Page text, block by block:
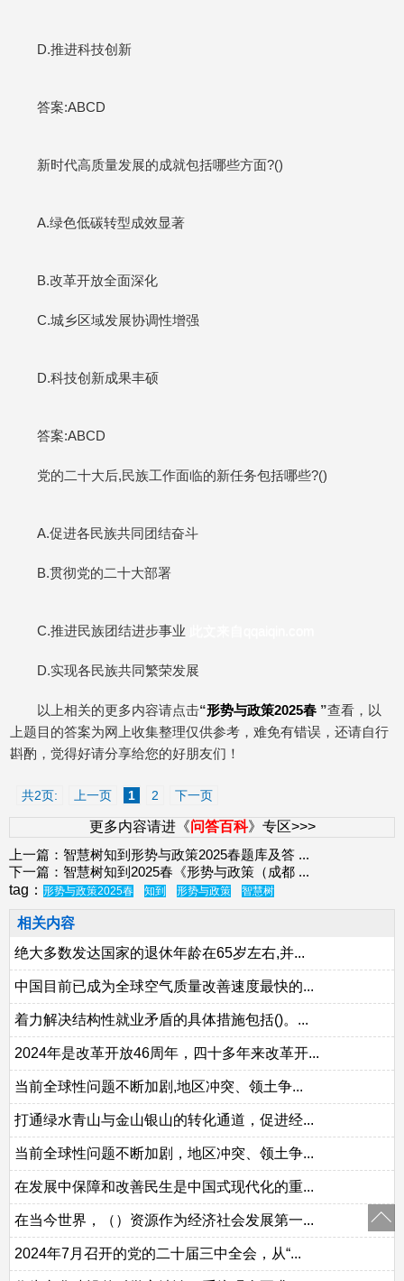
D.推进科技创新
答案:ABCD
新时代高质量发展的成就包括哪些方面?()
A.绿色低碳转型成效显著
B.改革开放全面深化
C.城乡区域发展协调性增强
D.科技创新成果丰硕
答案:ABCD
党的二十大后,民族工作面临的新任务包括哪些?()
A.促进各民族共同团结奋斗
B.贯彻党的二十大部署
C.推进民族团结进步事业
D.实现各民族共同繁荣发展
以上相关的更多内容请点击“形势与政策2025春 ”查看，以
上题目的答案为网上收集整理仅供参考，难免有错误，还请自行
斟酌，觉得好请分享给您的好朋友们！
共2页: 上一页 1 2 下一页
更多内容请进《问答百科》专区>>>
上一篇： 智慧树知到形势与政策2025春题库及答 ...
下一篇： 智慧树知到2025春《形势与政策（成都 ...
tag： 形势与政策2025春 知到 形势与政策 智慧树
相关内容
绝大多数发达国家的退休年龄在65岁左右,并...
中国目前已成为全球空气质量改善速度最快的...
着力解决结构性就业矛盾的具体措施包括()。...
2024年是改革开放46周年，四十多年来改革开...
当前全球性问题不断加剧,地区冲突、领土争...
打通绿水青山与金山银山的转化通道，促进经...
当前全球性问题不断加剧，地区冲突、领土争...
在发展中保障和改善民生是中国式现代化的重...
在当今世界，（）资源作为经济社会发展第一...
2024年7月召开的党的二十届三中全会，从“...